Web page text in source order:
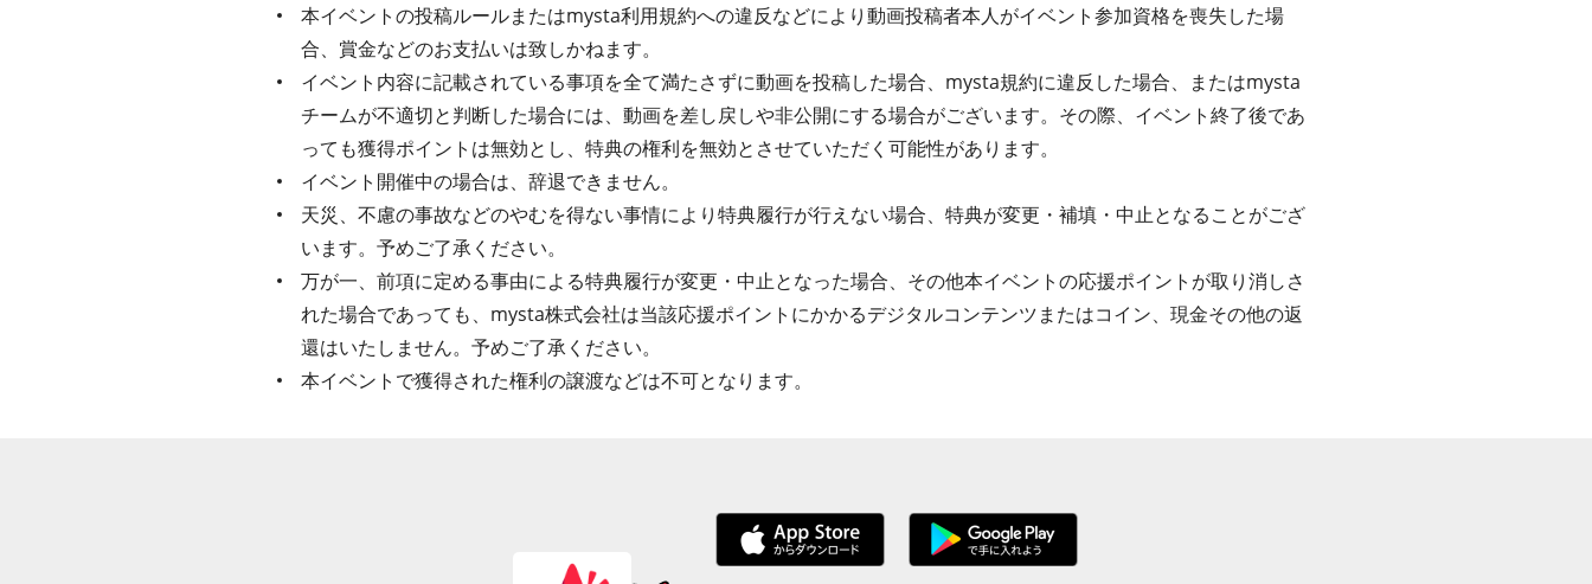
本イベントの投稿ルールまたはmysta利用規約への違反などにより動画投稿者本人がイベント参加資格を喪失した場
合、賞金などのお支払いは致しかねます。
イベント内容に記載されている事項を全て満たさずに動画を投稿した場合、mysta規約に違反した場合、またはmysta
チームが不適切と判断した場合には、動画を差し戻しや非公開にする場合がございます。その際、イベント終了後であ
っても獲得ポイントは無効とし、特典の権利を無効とさせていただく可能性があります。
イベント開催中の場合は、辞退できません。
天災、不慮の事故などのやむを得ない事情により特典履行が行えない場合、特典が変更・補填・中止となることがござ
います。予めご了承ください。
万が一、前項に定める事由による特典履行が変更・中止となった場合、その他本イベントの応援ポイントが取り消しさ
れた場合であっても、mysta株式会社は当該応援ポイントにかかるデジタルコンテンツまたはコイン、現金その他の返
還はいたしません。予めご了承ください。
本イベントで獲得された権利の譲渡などは不可となります。